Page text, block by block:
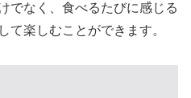
でなく、食べるたびに感じる
て楽しむことができます。